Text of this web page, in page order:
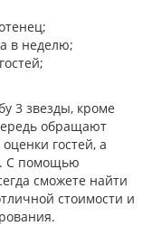
в неделю;
3 звезды, кроме
обращают
гостей, а
С помощью
сможете найти
стоимости и